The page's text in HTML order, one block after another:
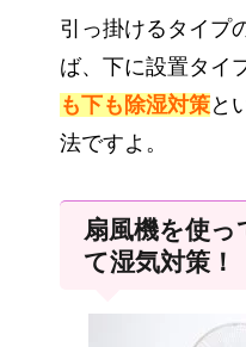
引っ掛けるタイプ
ば、下に設置タイ
も下も除湿対策と
法ですよ。
扇風機を使
て湿気対策！